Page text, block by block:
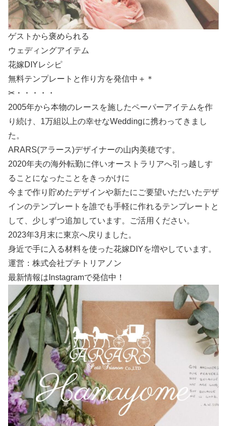
ゲストから褒められる
ウェディングアイテム
花嫁DIYレシピ
無料テンプレートと作り方を発信中＋＊
✂・・・・・
2005年から本物のレースを施したペーパーアイテムを作
り続け、1万組以上の幸せなWeddingに携わってきまし
た。
ARARS(アラース)デザイナーの山内美穂です。
2020年夫の海外転勤に伴いオーストラリアへ引っ越しす
ることになったことをきっかけに
今まで作り貯めたデザインや新たにご要望いただいたデザ
インのテンプレートを誰でも手軽に作れるテンプレートと
して、少しずつ追加しています。ご活用ください。
2023年3月末に東京へ戻りました。
身近で手に入る材料を使った花嫁DIYを増やしています。
運営：株式会社プチトリアノン
最新情報はInstagramで発信中！